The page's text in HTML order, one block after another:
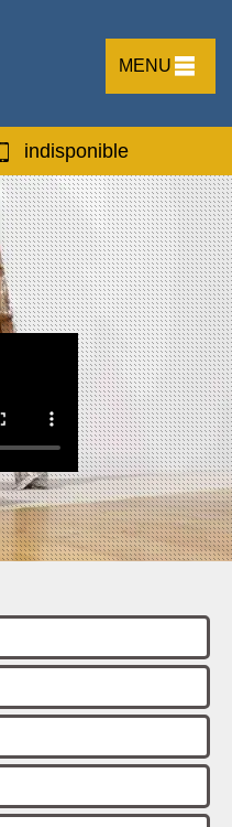
MENU
indisponible